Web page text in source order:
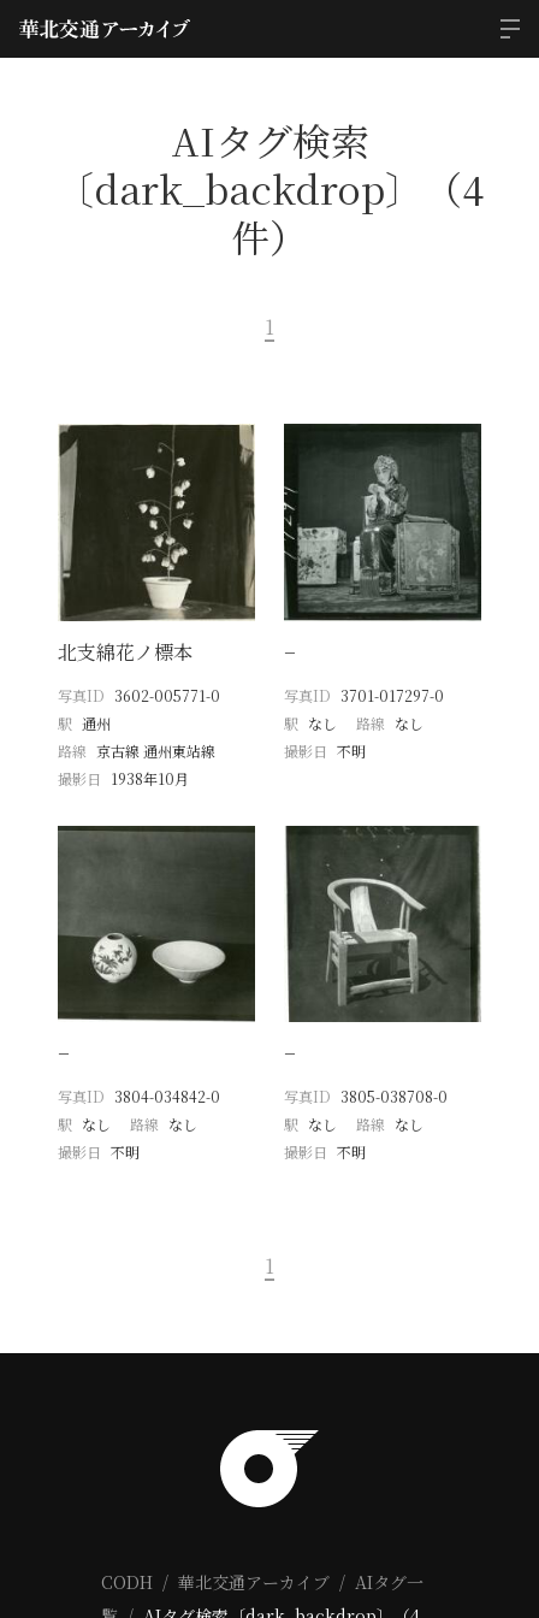
AIタグ検索
〔dark_backdrop〕（4
件）
1
北支綿花ノ標本
写真ID 3602-005771-0
駅 通州
路線 京古線 通州東站線
撮影日
1938年10月
−
写真ID 3701-017297-0
駅 なし 路線 なし
撮影日 不明
−
写真ID 3804-034842-0
駅 なし 路線 なし
撮影日
不明
−
写真ID 3805-038708-0
駅 なし 路線 なし
撮影日 不明
1
CODH 華北交通アーカイブ
AIタグ一